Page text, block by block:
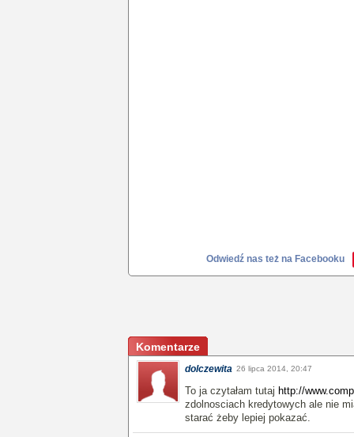
Odwiedź nas też na Facebooku
Komentarze
dolczewita 26 lipca 2014, 20:47
To ja czytałam tutaj http://
zdolnosciach kredytowych ale nie
starać żeby lepiej pokazać.